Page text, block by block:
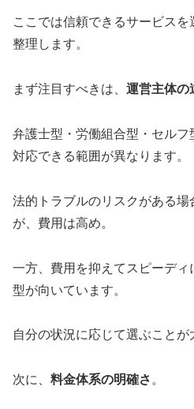
ここでは信頼できるサービス
整理します。
まず注目すべきは、 運営主体の
弁護士型・労働組合型・セル
対応できる範囲が異なります。
法的トラブルのリスクがある
が、費用は高め。
一方、費用を抑えてスピーデ
型が向いています。
自分の状況に応じて選ぶことが
次に、 料金体系の明確さ 。